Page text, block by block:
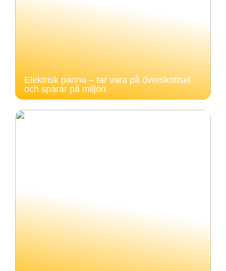
Elektrisk panna – tar vara på överskottsel
och sparar på miljön